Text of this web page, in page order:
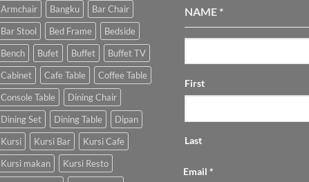
Armchair Bangku
Bar Chair
Bar Stool
Bed Frame
Bedside
Bench
Bufet Buffet
Buffet TV
Cabinet
Cafe Table
Coffee Table
Console Table
Dining Chair
Dining Set
Dining Table
Dipan
Kursi
Kursi Bar
Kursi Cafe
Kursi makan
Kursi Resto
NAME *
First
Last
Email *